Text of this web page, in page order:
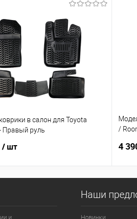
в салон для Toyota
Правый руль
/ шт
/
4
и
Наши
Новинки